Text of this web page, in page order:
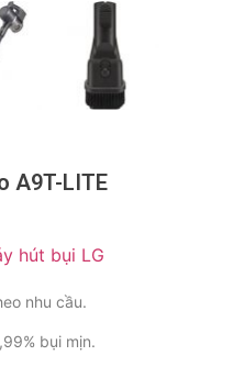
A9T-LITE
hút bụi LG
nhu cầu.
bụi mịn.